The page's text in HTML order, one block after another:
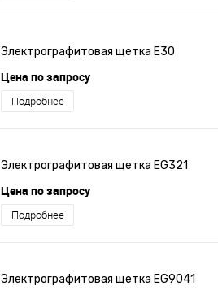
Электрографито­­­вая щетка E30
Цена по запросу
Подробнее
Электрографитовая щетка EG321
Цена по запросу
Подробнее
Электрографитовая щетка EG9041